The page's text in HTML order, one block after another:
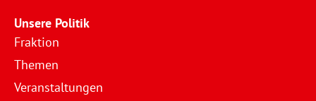
Unsere Politik
Fraktion
Themen
Veranstaltungen